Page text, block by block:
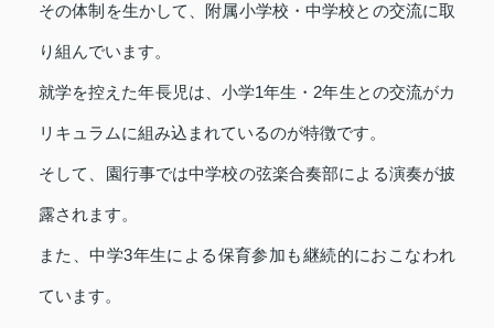
その体制を生かして、附属小学校・中学校との交流に取
り組んでいます。
就学を控えた年長児は、小学1年生・2年生との交流がカ
リキュラムに組み込まれているのが特徴です。
そして、園行事では中学校の弦楽合奏部による演奏が披
露されます。
また、中学3年生による保育参加も継続的におこなわれ
ています。